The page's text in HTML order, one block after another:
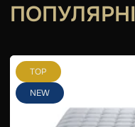
ПОПУЛЯРНІ
TOP
NEW